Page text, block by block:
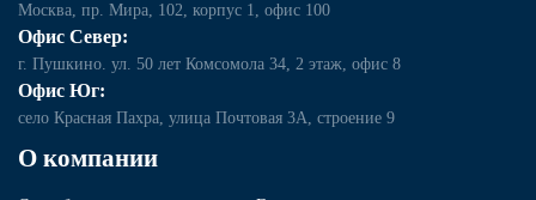
О компании
Москва, пр. Мира, 102, корпус 1, офис 100
Офис Север:
г. Пушкино. ул. 50 лет Комсомола 34, 2 этаж, офис 8
Офис Юг:
село Красная Пахра, улица Почтовая 3А, строение 9